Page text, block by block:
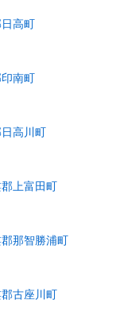
高町
南町
高川町
上富田町
那智勝浦町
古座川町